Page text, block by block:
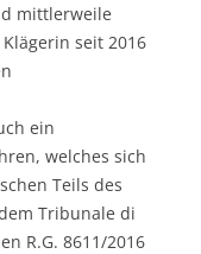
mittlerweile
seit 2016
ein
welches sich
Teils des
Tribunale di
R.G. 8611/2016